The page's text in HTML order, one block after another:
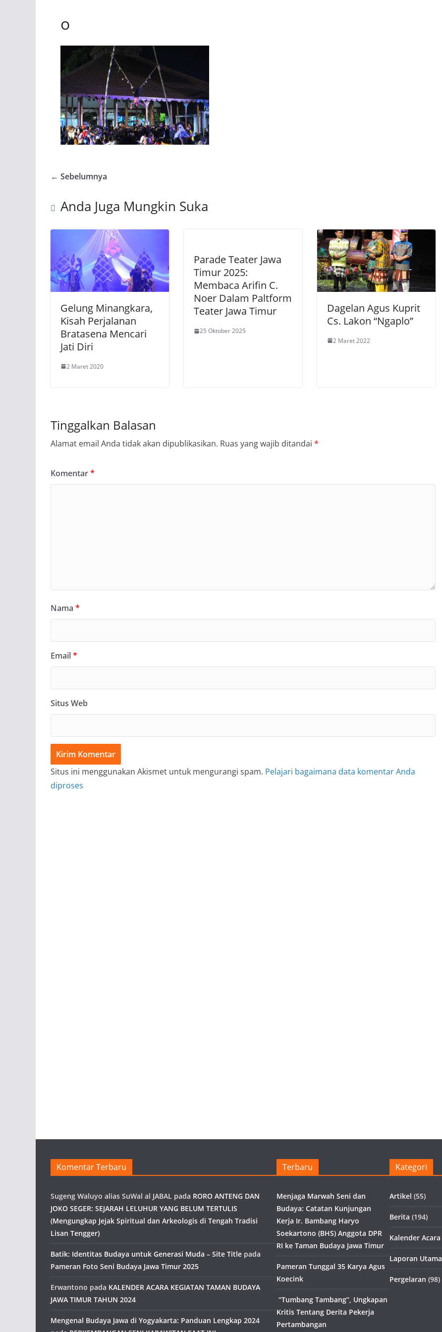
o
← Sebelumnya
Anda Juga Mungkin Suka
Gelung Minangkara,
Kisah Perjalanan
Bratasena Mencari
Jati Diri
2 Maret 2020
Parade Teater Jawa
Timur 2025:
Membaca Arifin C.
Noer Dalam Paltform
Teater Jawa Timur
25 Oktober 2025
Dagelan Agus Kuprit
Cs. Lakon “Ngaplo”
2 Maret 2022
Tinggalkan Balasan
Alamat email Anda tidak akan dipublikasikan. Ruas yang wajib ditandai *
Komentar*
Nama *
Email*
Situs Web
Situs ini menggunakan Akismet untuk mengurangi spam. Pelajari bagaimana data komentar Anda
diproses
Komentar Terbaru
Sugeng Waluyo alias SuWal al JABAL pada RORO ANTENG DAN
JOKO SEGER: SEJARAH LELUHUR YANG BELUM TERTULIS
(Mengungkap Jejak Spiritual dan Arkeologis di Tengah Tradisi
Lisan Tengger)
Batik: Identitas Budaya untuk Generasi Muda – Site Title pada
Pameran Foto Seni Budaya Jawa Timur 2025
Erwantono pada KALENDER ACARA KEGIATAN TAMAN BUDAYA
JAWA TIMUR TAHUN 2024
Mengenal Budaya Jawa di Yogyakarta: Panduan Lengkap 2024
Terbaru
Menjaga Marwah Seni dan
Budaya: Catatan Kunjungan
Kerja Ir. Bambang Haryo
Soekartono (BHS) Anggota DPR
RI ke Taman Budaya Jawa Timur
Pameran Tunggal 35 Karya Agus
Koecink
“Tumbang Tambang”, Ungkapan
Kritis Tentang Derita Pekerja
Pertambangan
Kategori
Artikel (55)
Berita (194)
Kalender Acara
Laporan Utama
Pergelaran (98)